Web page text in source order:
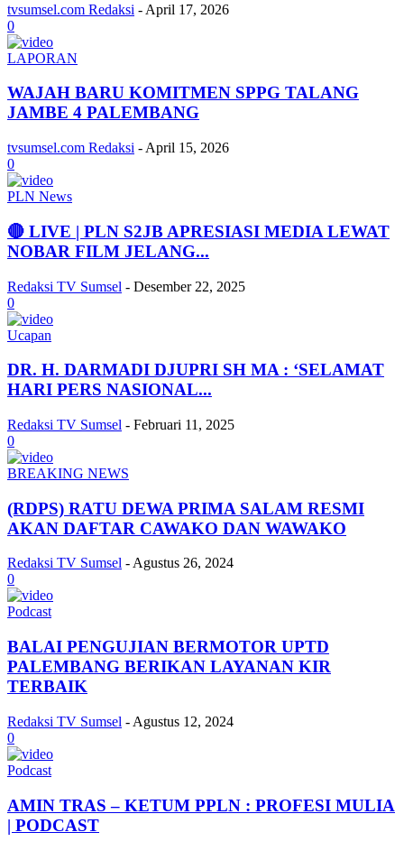
tvsumsel.com Redaksi - April 17, 2026
0
LAPORAN
WAJAH BARU KOMITMEN SPPG TALANG
JAMBE 4 PALEMBANG
tvsumsel.com Redaksi - April 15, 2026
0
PLN News
🔴 LIVE | PLN S2JB APRESIASI MEDIA LEWAT
NOBAR FILM JELANG...
Redaksi TV Sumsel - Desember 22, 2025
0
Ucapan
DR. H. DARMADI DJUPRI SH MA : ‘SELAMAT
HARI PERS NASIONAL...
Redaksi TV Sumsel - Februari 11, 2025
0
BREAKING NEWS
(RDPS) RATU DEWA PRIMA SALAM RESMI
AKAN DAFTAR CAWAKO DAN WAWAKO
Redaksi TV Sumsel - Agustus 26, 2024
0
Podcast
BALAI PENGUJIAN BERMOTOR UPTD
PALEMBANG BERIKAN LAYANAN KIR
TERBAIK
Redaksi TV Sumsel - Agustus 12, 2024
0
Podcast
AMIN TRAS – KETUM PPLN : PROFESI MULIA
| PODCAST